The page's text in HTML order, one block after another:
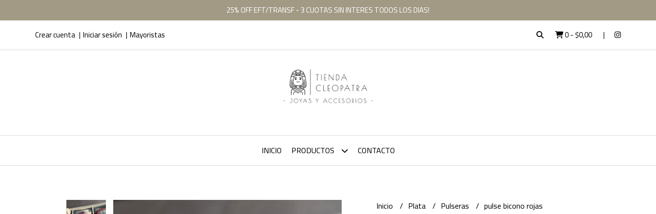
25% OFF EFT/TRANSF - 3 CUOTAS SIN INTERES TODOS LOS DIAS!
Crear cuenta Iniciar sesión Mayoristas 0-$0,00
INICIO PRODUCTOS CONTACTO
Inicio Plata Pulseras pulse bicono rojas